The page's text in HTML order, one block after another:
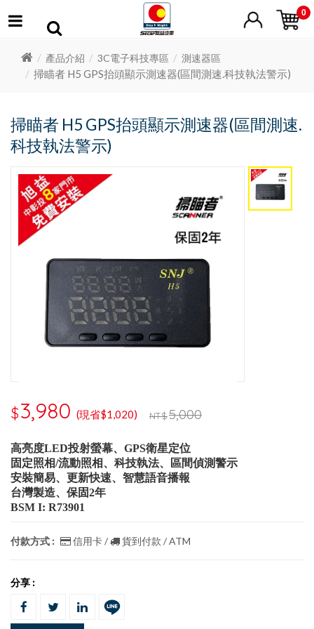
0
產品介紹 3C電子科技專區 測速器區
掃瞄者 H5 GPS抬頭顯示測速器(區間測速.科技執法警示)
掃瞄者 H5 GPS抬頭顯示測速器(區間測速.
科技執法警示)
$3,980 (現省$1,020) NT$5,000
高亮度LED投射螢幕、GPS衛星定位
固定照相/流動照相、科技執法、區間偵測警示
安裝簡易、更新快速、智慧語音播報
台灣製造、保固2年
BSM I: R73901
付款方式 : 信用卡 / 貨到付款 / ATM
分享 :